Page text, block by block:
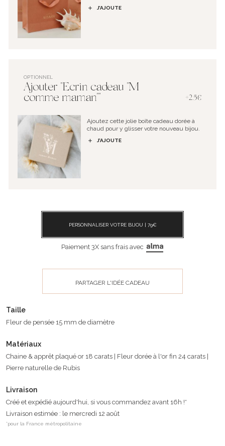
J’AJOUTE
OPTIONNEL
Ajouter "Ecrin cadeau "M
comme maman""
+2.5€
Ajoutez cette jolie boîte cadeau dorée à
chaud pour y glisser votre nouveau bijou.
J’AJOUTE
PERSONNALISER VOTRE BIJOU | 79€
Paiement 3X sans frais avec
PARTAGER L'IDÉE CADEAU
Taille
Fleur de pensée 15 mm de diamètre
Matériaux
Chaine & apprêt plaqué or 18 carats | Fleur dorée à l'or fin 24 carats |
Pierre naturelle de Rubis
Livraison
Créé et expédié aujourd'hui, si vous commandez avant 16h !*
Livraison estimée : le mercredi 12 août
*pour la France métropolitaine